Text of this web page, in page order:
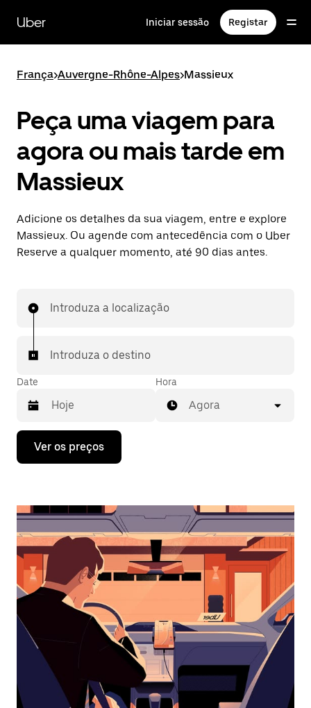
para
conteúdo
Uber Iniciar sessão Registar
França>Auvergne-Rhône-Alpes>Massieux
Peça uma viagem para
agora ou mais tarde em
Massieux
Adicione os detalhes da sua viagem, entre e explore
Massieux. Ou agende com antecedência com o Uber
Reserve a qualquer momento, até 90 dias antes.
Introduza a localização
Introduza o destino
Date
Prima
tecla
interagir
o
calendário
selecionar
uma
data.
Prima
o
botão
o
calendário.
Hora
Agora
Ver os preços